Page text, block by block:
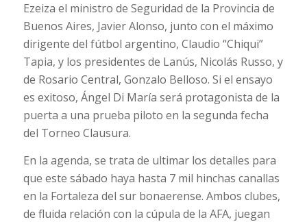
Ezeiza el ministro de Seguridad de la Provincia de
Buenos Aires, Javier Alonso, junto con el máximo
dirigente del fútbol argentino, Claudio “Chiqui”
Tapia, y los presidentes de Lanús, Nicolás Russo, y
de Rosario Central, Gonzalo Belloso. Si el ensayo
es exitoso, Ángel Di María será protagonista de la
puerta a una prueba piloto en la segunda fecha
del Torneo Clausura.
En la agenda, se trata de ultimar los detalles para
que este sábado haya hasta 7 mil hinchas canallas
en la Fortaleza del sur bonaerense. Ambos clubes,
de fluida relación con la cúpula de la AFA, juegan